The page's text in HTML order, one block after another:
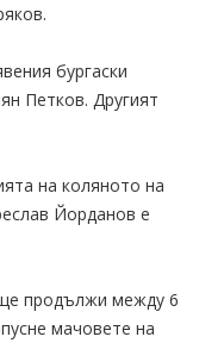
бургаски
Петков. Другият
на коляното на
Йорданов е
продължи между 6
мачовете на